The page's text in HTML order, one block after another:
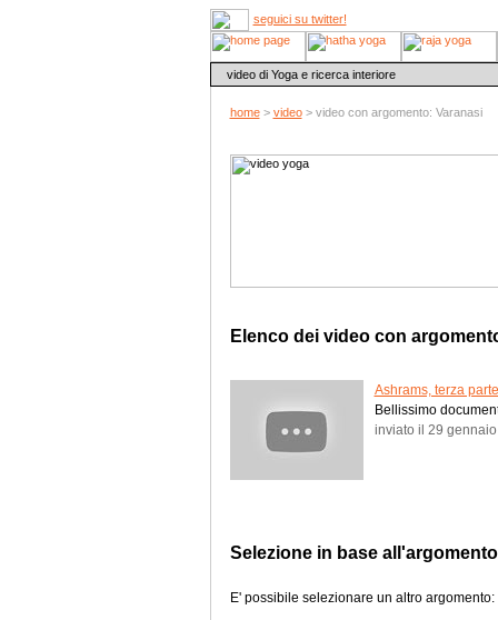
seguici su twitter!
video di Yoga e ricerca interiore
home> video> video con argomento: Varanasi
Elenco dei video con
Ashrams, terza parte
Bellissimo
inviato il 29
Selezione in base all'argomento
E' possibile selezionare un altro argomento: